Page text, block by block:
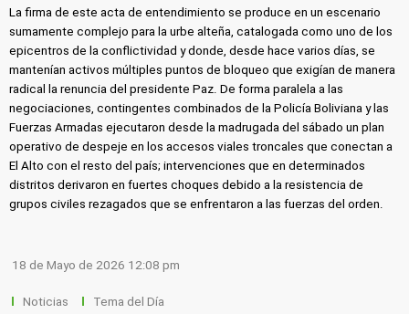
La firma de este acta de entendimiento se produce en un escenario
sumamente complejo para la urbe alteña, catalogada como uno de los
epicentros de la conflictividad y donde, desde hace varios días, se
mantenían activos múltiples puntos de bloqueo que exigían de manera
radical la renuncia del presidente Paz. De forma paralela a las
negociaciones, contingentes combinados de la Policía Boliviana y las
Fuerzas Armadas ejecutaron desde la madrugada del sábado un plan
operativo de despeje en los accesos viales troncales que conectan a
El Alto con el resto del país; intervenciones que en determinados
distritos derivaron en fuertes choques debido a la resistencia de
grupos civiles rezagados que se enfrentaron a las fuerzas del orden.
18 de Mayo de 2026 12:08 pm
Noticias Tema del Día